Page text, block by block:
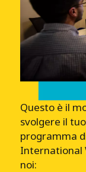
Questo è il
svolgere il tuo
programma
International
noi: